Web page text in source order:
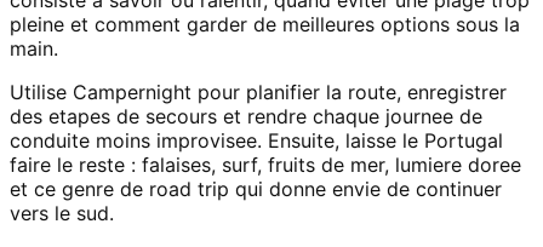
pleine et comment garder de meilleures options sous la
main.
Utilise Campernight pour planifier la route, enregistrer
des etapes de secours et rendre chaque journee de
conduite moins improvisee. Ensuite, laisse le Portugal
faire le reste : falaises, surf, fruits de mer, lumiere doree
et ce genre de road trip qui donne envie de continuer
vers le sud.